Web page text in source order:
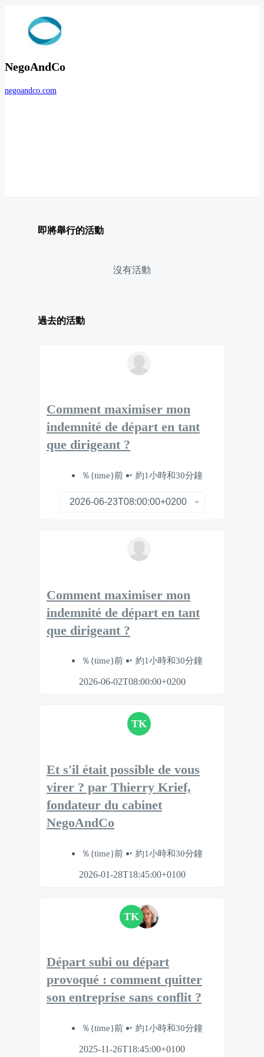
NegoAndCo
negoandco.com
即將舉行的活動
沒有活動
過去的活動
Comment maximiser mon
indemnité de départ en tant
que dirigeant ?
％{time}前 約1小時和30分鐘
Comment maximiser mon
indemnité de départ en tant
que dirigeant ?
％{time}前 約1小時和30分鐘
2026-06-02T08:00:00+0200
TK
Et s'il était possible de vous
virer ? par Thierry Krief,
fondateur du cabinet
NegoAndCo
％{time}前 約1小時和30分鐘
2026-01-28T18:45:00+0100
TK
Départ subi ou départ
provoqué : comment quitter
son entreprise sans conflit ?
％{time}前 約1小時和30分鐘
2025-11-26T18:45:00+0100